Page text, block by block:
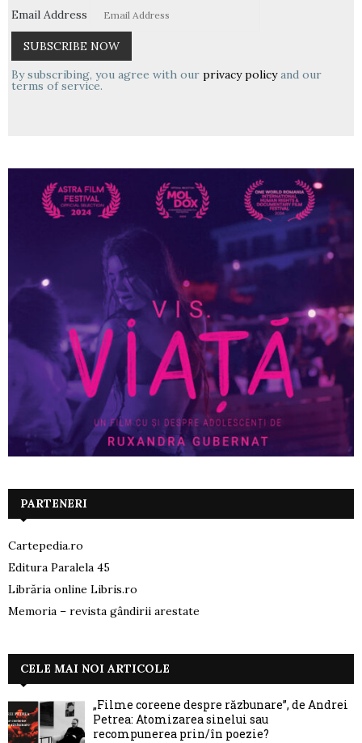
Email Address
By subscribing, you agree with our privacy policyand our
terms of service.
PARTENERI
Cartepedia.ro
Editura Paralela 45
Librăria online Libris.ro
Memoria – revista gândirii arestate
CELE MAI NOI ARTICOLE
„Filme coreene despre răzbunare”, de Andrei
Petrea: Atomizarea sinelui sau
recompunerea prin/în poezie?